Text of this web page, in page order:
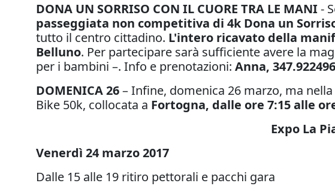
DONA UN SORRISO CON IL CUORE TRA LE MANI-
passeggiata non competitiva di 4k Dona un
tutto il centro cittadino. L'intero ricavato della
Belluno. Per partecipare sarà sufficiente avere la
per i bambini –. Info e prenotazioni: Anna,
DOMENICA 26– Infine, domenica 26 marzo, ma
Bike 50k, collocata a Fortogna, dalle ore 7:15 alle
Expo La
Venerdì 24 marzo 2017
Dalle 15 alle 19 ritiro pettorali e pacchi gara